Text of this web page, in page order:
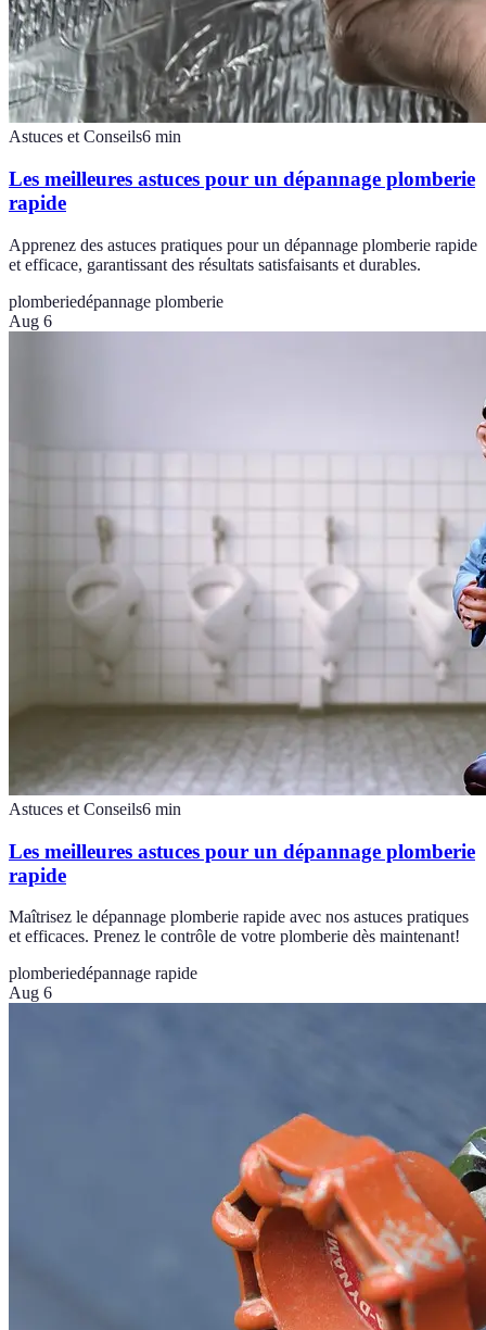
Astuces et Conseils6 min
Les meilleures astuces pour un dépannage plomberie
rapide
Apprenez des astuces pratiques pour un dépannage plomberie rapide
et efficace, garantissant des résultats satisfaisants et durables.
plomberiedépannage plomberie
Aug 6
Astuces et Conseils6 min
Les meilleures astuces pour un dépannage plomberie
rapide
Maîtrisez le dépannage plomberie rapide avec nos astuces pratiques
et efficaces. Prenez le contrôle de votre plomberie dès maintenant!
plomberiedépannage rapide
Aug 6